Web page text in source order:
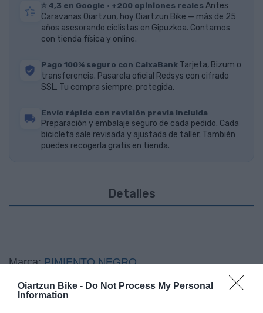
Oiartzun Bike - Do Not Process My Personal
Information
⭐ 4,3 en Google · +200 opiniones reales Antes
Caravanas Oiartzun, hoy Oiartzun Bike — más de 25
años asesorando ciclistas en Gipuzkoa. Contamos
con tienda física y online.
Pago 100% seguro con CaixaBank Tarjeta, Bizum o
transferencia. Pasarela oficial Redsys con cifrado
SSL. Tu compra siempre, protegida.
Envío rápido con revisión previa incluida
Preparación y embalaje seguro de cada pedido. Cada
bicicleta sale revisada y ajustada de taller. También
puedes recogerla gratis en tienda.
Detalles
Marca:PIMIENTO NEGRO